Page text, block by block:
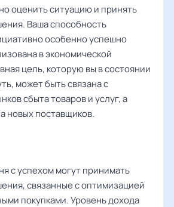
оценить ситуацию и принять
Ваша способность
особенно успешно
в экономической
цель, которую вы в состоянии
может быть связана с
сбыта товаров и услуг, а
новых поставщиков.
с успехом могут принимать
связанные с оптимизацией
покупками. Уровень дохода